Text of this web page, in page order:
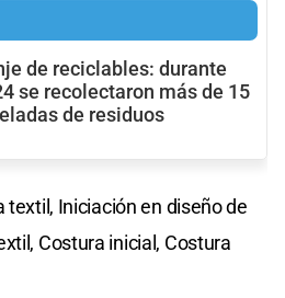
de reciclables: durante
se recolectaron más de 15
de residuos
textil, Iniciación en diseño de
Costura inicial, Costura